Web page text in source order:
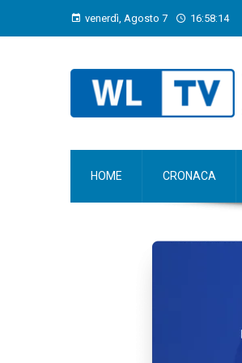
venerdì, Agosto 7 16:58:15
HOME CRONACA